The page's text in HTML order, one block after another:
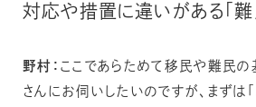
対応や措置に違いがある「難
野村：ここであらためて移民や難民
さんにお伺いしたいのですが、まずは